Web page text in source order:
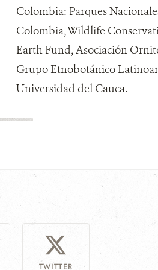
Colombia: Parques
Colombia, Wildlife
Earth Fund, Asociación
Grupo Etnobotánico
Universidad del Cauca.
TWITTER